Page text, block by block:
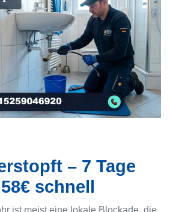
– 7 Tage
schnell
ist meist eine lokale Blockade, die